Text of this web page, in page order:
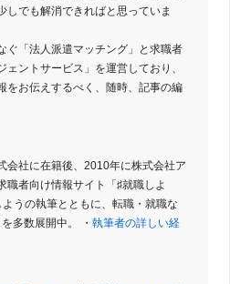
しでも解消できればと思っていま
ぐ「法人派遣マッチング」と求職者
ェントサービス」を運営しており、
をお伝えするべく、随時、記事の編
会社に在籍後、2010年に株式会社ア
職者向け情報サイト「♯就職しよ
うの執筆とともに、転職・就職な
多数展開中。 ・ 執筆者の詳しい経